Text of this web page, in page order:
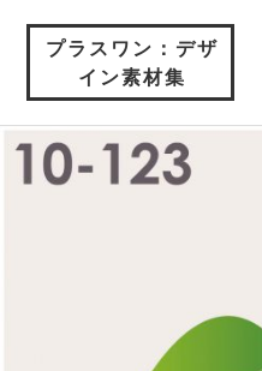
プラスワン：デザ
イン素材集